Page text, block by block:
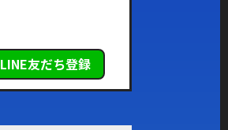
LINE友だち登録